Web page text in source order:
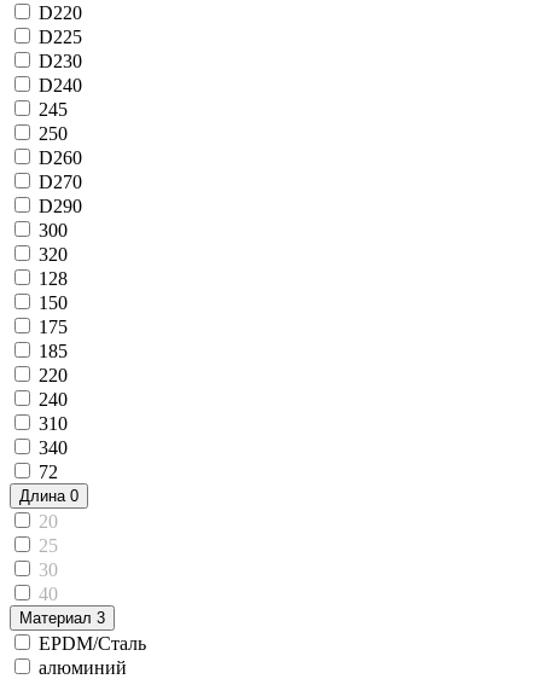
D220
D225
D230
D240
245
250
D260
D270
D290
300
320
128
150
175
185
220
240
310
340
72
Длина 0
20
25
30
40
Материал 3
EPDM/Сталь
алюминий